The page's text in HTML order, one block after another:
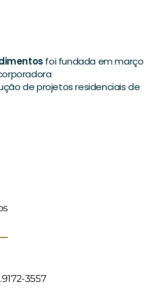
foi fundada em março
de projetos residenciais de
3557